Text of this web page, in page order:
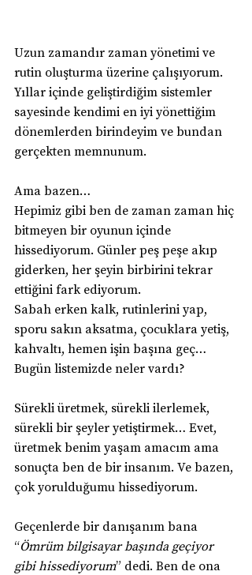
Uzun zamandır zaman yönetimi ve
rutin oluşturma üzerine çalışıyorum.
Yıllar içinde geliştirdiğim sistemler
sayesinde kendimi en iyi yönettiğim
dönemlerden birindeyim ve bundan
gerçekten memnunum.
Ama bazen…
Hepimiz gibi ben de zaman zaman hiç
bitmeyen bir oyunun içinde
hissediyorum. Günler peş peşe akıp
giderken, her şeyin birbirini tekrar
ettiğini fark ediyorum.
Sabah erken kalk, rutinlerini yap,
sporu sakın aksatma, çocuklara yetiş,
kahvaltı, hemen işin başına geç…
Bugün listemizde neler vardı?
Sürekli üretmek, sürekli ilerlemek,
sürekli bir şeyler yetiştirmek… Evet,
üretmek benim yaşam amacım ama
sonuçta ben de bir insanım. Ve bazen,
çok yorulduğumu hissediyorum.
Geçenlerde bir danışanım bana
“Ömrüm bilgisayar başında geçiyor
gibi hissediyorum” dedi. Ben de ona